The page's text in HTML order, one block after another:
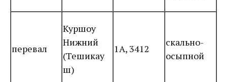
перевал
Куршоу
Нижний
(Тешикау
ш)
1А, 3412
скально-
осыпной